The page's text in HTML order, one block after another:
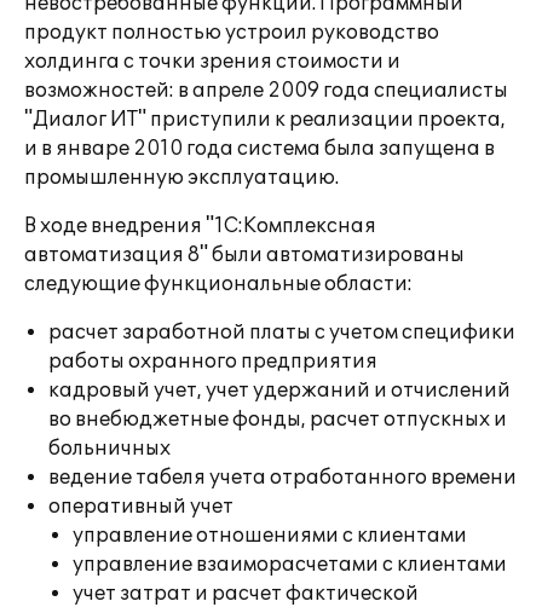
продукт полностью устроил руководство
холдинга с точки зрения стоимости и
возможностей: в апреле 2009 года специалисты
"Диалог ИТ" приступили к реализации проекта,
и в январе 2010 года система была запущена в
промышленную эксплуатацию.
В ходе внедрения "1С:Комплексная
автоматизация 8" были автоматизированы
следующие функциональные области:
расчет заработной платы с учетом специфики
работы охранного предприятия
кадровый учет, учет удержаний и отчислений
во внебюджетные фонды, расчет отпускных и
больничных
ведение табеля учета отработанного времени
оперативный учет
управление отношениями с клиентами
управление взаиморасчетами с клиентами
учет затрат и расчет фактической